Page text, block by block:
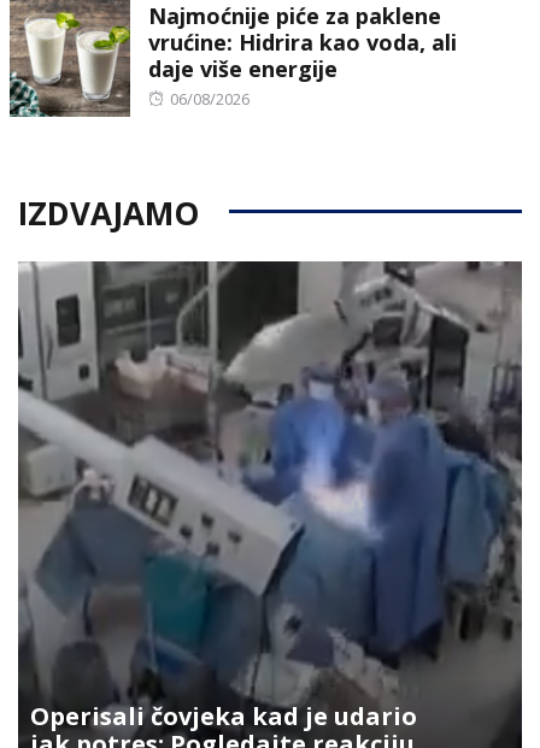
Najmoćnije piće za paklene
vrućine: Hidrira kao voda, ali
daje više energije
Posted
06/08/2026
IZDVAJAMO
Operisali čovjeka kad je udario